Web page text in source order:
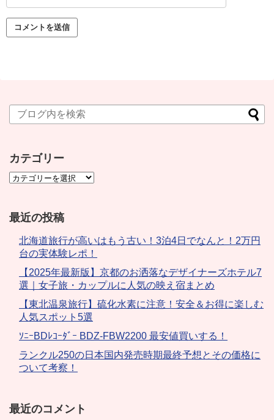
カテゴリー
最近の投稿
北海道旅行が高いはもう古い！3泊4日でなんと！2万円
台の実体験レポ！
【2025年最新版】京都のお洒落なデザイナーズホテル7
選｜女子旅・カップルに人気の映え宿まとめ
【東北温泉旅行】硫化水素に注意！安全＆お得に楽しむ
人気スポット5選
ｿﾆｰBDﾚｺｰﾀﾞｰ BDZ-FBW2200 最安値買いする！
ランクル250の日本国内発売時期最終予想とその価格に
ついて考察！
最近のコメント